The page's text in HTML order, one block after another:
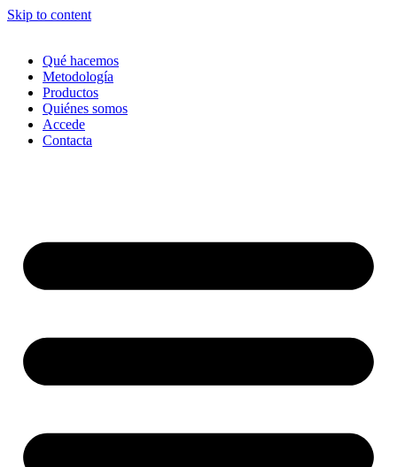
Skip to content
Qué hacemos
Metodología
Productos
Quiénes somos
Accede
Contacta